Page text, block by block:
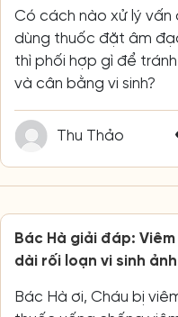
Có cách nào xử lý vấn
dùng thuốc đặt âm
thì phối hợp gì để
và cân bằng vi sinh?
Thu Thảo
Bác Hà giải đáp:
dài rối loạn vi sinh
Bác Hà ơi, Cháu bị